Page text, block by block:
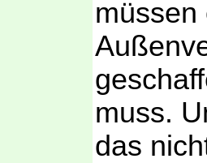
müssen
muss.
das